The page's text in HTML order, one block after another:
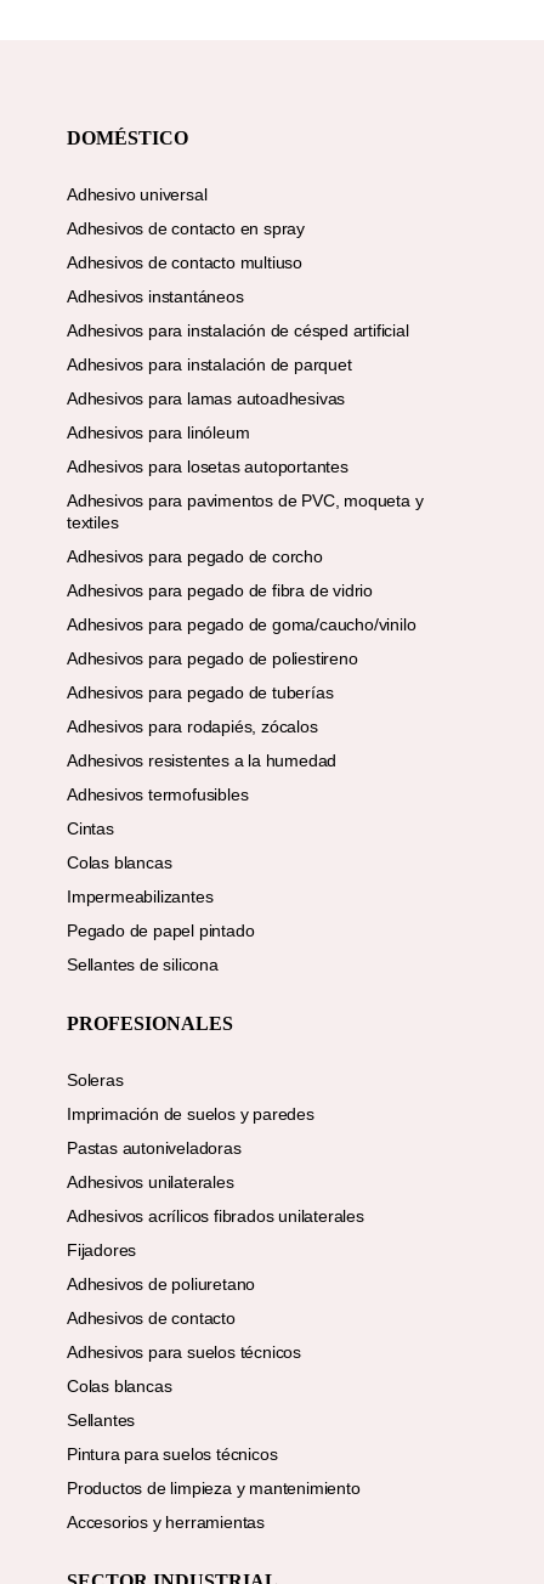
DOMÉSTICO
Adhesivo universal
Adhesivos de contacto en spray
Adhesivos de contacto multiuso
Adhesivos instantáneos
Adhesivos para instalación de césped artificial
Adhesivos para instalación de parquet
Adhesivos para lamas autoadhesivas
Adhesivos para linóleum
Adhesivos para losetas autoportantes
Adhesivos para pavimentos de PVC, moqueta y
textiles
Adhesivos para pegado de corcho
Adhesivos para pegado de fibra de vidrio
Adhesivos para pegado de goma/caucho/vinilo
Adhesivos para pegado de poliestireno
Adhesivos para pegado de tuberías
Adhesivos para rodapiés, zócalos
Adhesivos resistentes a la humedad
Adhesivos termofusibles
Cintas
Colas blancas
Impermeabilizantes
Pegado de papel pintado
Sellantes de silicona
PROFESIONALES
Soleras
Imprimación de suelos y paredes
Pastas autoniveladoras
Adhesivos unilaterales
Adhesivos acrílicos fibrados unilaterales
Fijadores
Adhesivos de poliuretano
Adhesivos de contacto
Adhesivos para suelos técnicos
Colas blancas
Sellantes
Pintura para suelos técnicos
Productos de limpieza y mantenimiento
Accesorios y herramientas